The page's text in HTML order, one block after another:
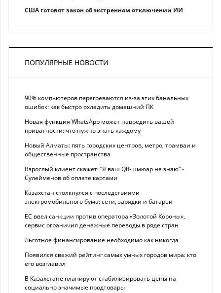
США готовят закон об экстренном отключении ИИ
ПОПУЛЯРНЫЕ НОВОСТИ
90% компьютеров перегреваются из-за этих банальных
ошибок: как быстро охладить домашний ПК
Новая функция WhatsApp может навредить вашей
приватности: что нужно знать каждому
Новый Алматы: пять городских центров, метро, трамваи и
общественные пространства
Взрослый клиент скажет: “Я ваш QR-шмюар не знаю“ -
Сулейменов об оплате картами
Казахстан столкнулся с последствиями
электромобильного бума: сети, зарядки и батареи
ЕС ввел санкции против оператора «Золотой Короны»,
сервис ограничил денежные переводы в ряде стран
Льготное финансирование необходимо как никогда
Появился свежий рейтинг самых умных городов мира: кто
его возглавил
В Казахстане планируют стабилизировать цены на
социально значимые продтовары